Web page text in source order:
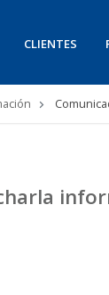
CLIENTES